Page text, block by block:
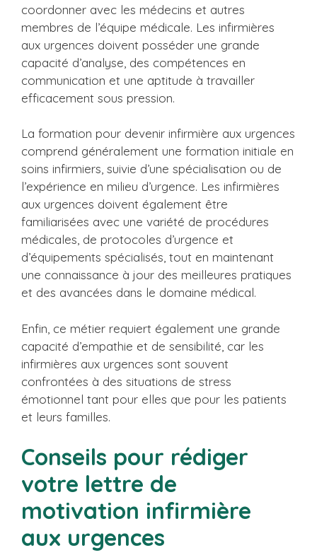
coordonner avec les médecins et autres
membres de l’équipe médicale. Les infirmières
aux urgences doivent posséder une grande
capacité d’analyse, des compétences en
communication et une aptitude à travailler
efficacement sous pression.
La formation pour devenir infirmière aux urgences
comprend généralement une formation initiale en
soins infirmiers, suivie d’une spécialisation ou de
l’expérience en milieu d’urgence. Les infirmières
aux urgences doivent également être
familiarisées avec une variété de procédures
médicales, de protocoles d’urgence et
d’équipements spécialisés, tout en maintenant
une connaissance à jour des meilleures pratiques
et des avancées dans le domaine médical.
Enfin, ce métier requiert également une grande
capacité d’empathie et de sensibilité, car les
infirmières aux urgences sont souvent
confrontées à des situations de stress
émotionnel tant pour elles que pour les patients
et leurs familles.
Conseils pour rédiger
votre lettre de
motivation infirmière
aux urgences